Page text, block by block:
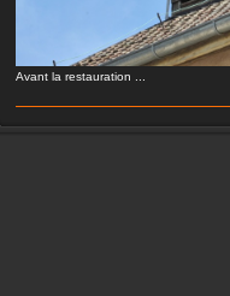
Avant la restauration ...